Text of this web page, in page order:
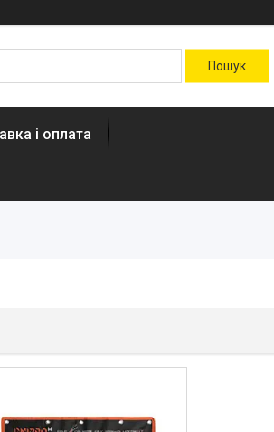
і оплата